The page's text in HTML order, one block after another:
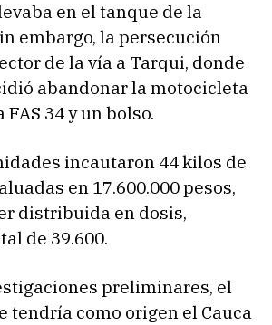
en el tanque de la
embargo, la persecución
de la vía a Tarqui, donde
abandonar la motocicleta
34 y un bolso.
incautaron 44 kilos de
en 17.600.000 pesos,
distribuida en dosis,
de 39.600.
preliminares, el
tendría como origen el Cauca